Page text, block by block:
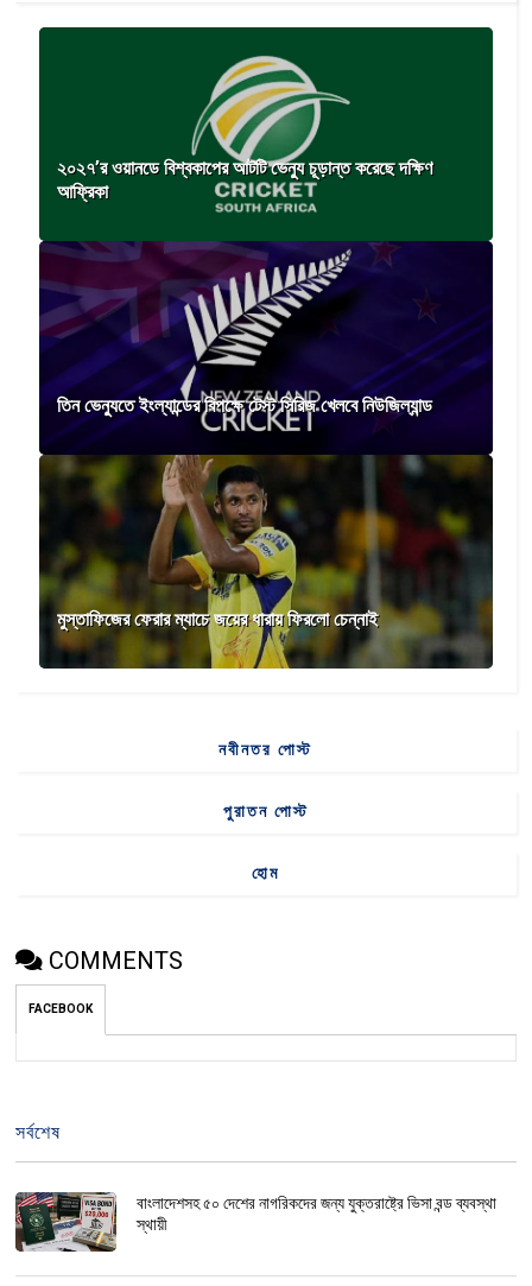
২০২৭’র ওয়ানডে বিশ্বকাপের আটটি ভেন্যু চূড়ান্ত করেছে দক্ষিণ
আফ্রিকা
তিন ভেন্যুতে ইংল্যান্ডের বিপক্ষে টেস্ট সিরিজ খেলবে নিউজিল্যান্ড
মুস্তাফিজের ফেরার ম্যাচে জয়ের ধারায় ফিরলো চেন্নাই
নবীনতর পোস্ট
পুরাতন পোস্ট
হোম
COMMENTS
FACEBOOK
সর্বশেষ
বাংলাদেশসহ ৫০ দেশের নাগরিকদের জন্য যুক্তরাষ্ট্রে ভিসা বন্ড ব্যবস্থা
স্থায়ী